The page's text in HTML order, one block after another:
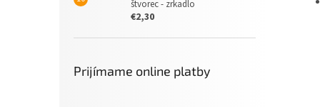
štvorec - zrkadlo
€2,30
Prijímame online platby